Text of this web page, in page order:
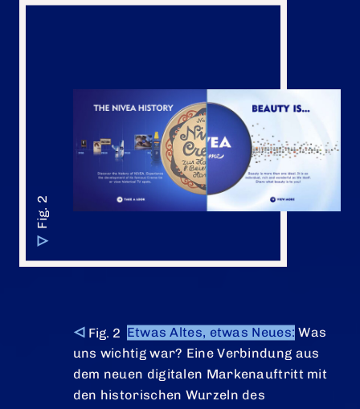
Etwas Altes, etwas Neues: Was
uns wichtig war? Eine Verbindung aus
dem neuen digitalen Markenauftritt mit
den historischen Wurzeln des